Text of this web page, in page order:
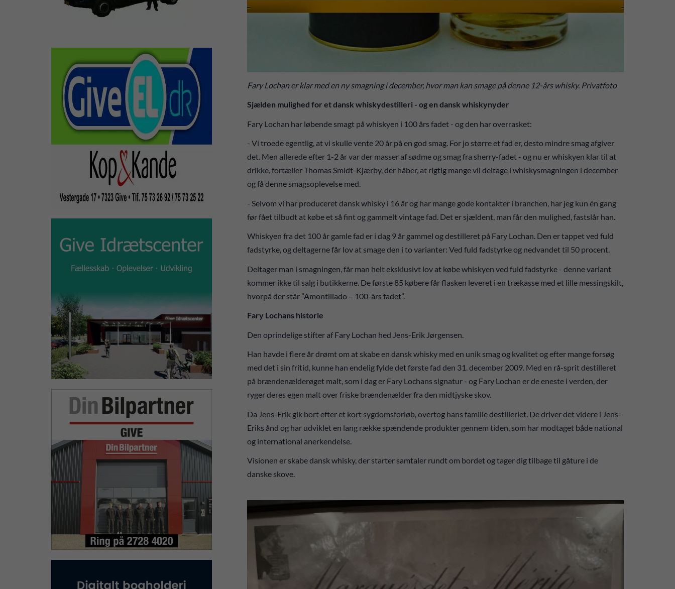
Fary Lochan er klar med en ny smagning i december, hvor man kan smage på denne 12-års whisky. Privatfoto
Sjælden mulighed for et dansk whiskydestilleri - og en dansk whiskynyder
Fary Lochan har løbende smagt på whiskyen i 100 års fadet - og den har overrasket:
- Vi troede egentlig, at vi skulle vente 20 år på en god smag. For jo større et fad er, desto mindre smag afgiver
det. Men allerede efter 1-2 år var der masser af sødme og smag fra sherry-fadet - og nu er whiskyen klar til at
drikke, fortæller Thomas Smidt-Kjærby, der håber, at rigtig mange vil deltage i whiskysmagningen i december
og få denne smagsoplevelse med.
- Selvom vi har produceret dansk whisky i 16 år og har mange gode kontakter i branchen, har jeg kun én gang
før fået tilbudt at købe et så fint og gammelt vintage fad. Det er sjældent, man får den mulighed, fastslår han.
Whiskyen fra det 100 år gamle fad er i dag 9 år gammel og destilleret på Fary Lochan. Den er tappet ved fuld
fadstyrke, og deltagerne får lov at smage den i to varianter: Ved fuld fadstyrke og nedvandet til 50 procent.
Deltager man i smagningen, får man helt eksklusivt lov at købe whiskyen ved fuld fadstyrke - denne variant
kommer ikke til salg i butikkerne. De første 85 købere får flasken leveret i en trækasse med et lille messingskilt,
hvorpå der står ”Amontillado – 100-års fadet”.
Fary Lochans historie
Den oprindelige stifter af Fary Lochan hed Jens-Erik Jørgensen.
Han havde i flere år drømt om at skabe en dansk whisky med en unik smag og kvalitet og efter mange forsøg
med det i sin fritid, kunne han endelig fylde det første fad den 31. december 2009. Med en rå-sprit destilleret
på brændenælderøget malt, som i dag er Fary Lochans signatur - og Fary Lochan er de eneste i verden, der
ryger deres egen malt over friske brændenælder fra den midtjyske skov.
Da Jens-Erik gik bort efter et kort sygdomsforløb, overtog hans familie destilleriet. De driver det videre i Jens-
Eriks ånd og har udviklet en lang række spændende produkter gennem tiden, som har modtaget både national
og international anerkendelse.
Visionen er skabe dansk whisky, der starter samtaler rundt om bordet og tager dig tilbage til gåture i de
danske skove.